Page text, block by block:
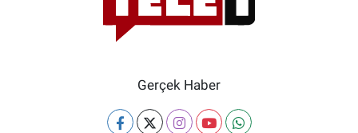
Gerçek Haber